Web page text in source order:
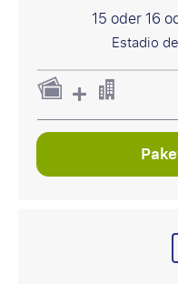
15 oder 16
Estadio